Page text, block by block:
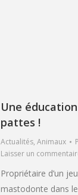
Une
pattes !
Actualités, Animaux
Laisser un
Propriétaire d’un
mastodonte dans